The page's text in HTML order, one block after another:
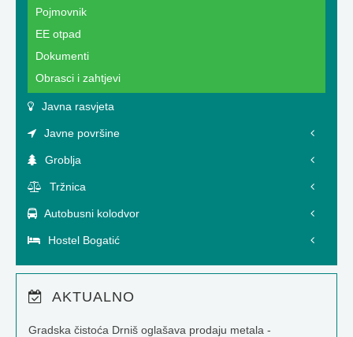
Pojmovnik
EE otpad
Dokumenti
Obrasci i zahtjevi
Javna rasvjeta
Javne površine
Groblja
Tržnica
Autobusni kolodvor
Hostel Bogatić
AKTUALNO
Gradska čistoća Drniš oglašava prodaju metala -